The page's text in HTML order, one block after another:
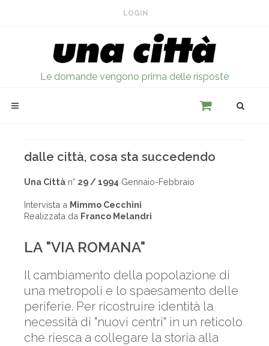
LOGIN
Le domande vengono prima delle risposte
dalle città, cosa sta succedendo
Una Città n° 29 / 1994 Gennaio-Febbraio
Intervista a Mimmo Cecchini
Realizzata da Franco Melandri
LA "VIA ROMANA"
Il cambiamento della popolazione di
una metropoli e lo spaesamento delle
periferie. Per ricostruire identità la
necessità di "nuovi centri" in un reticolo
che riesca a collegare la storia alla